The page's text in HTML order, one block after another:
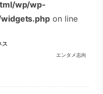
wp/wp-
on line
ス
エンタメ志向